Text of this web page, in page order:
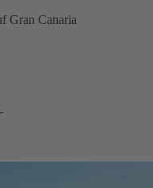
Gran Canaria